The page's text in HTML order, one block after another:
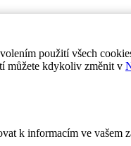
použití všech
můžete kdykoliv změnit v
k informacím ve vašem